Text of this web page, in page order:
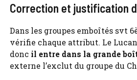
Correction et justification
Dans les groupes emboîtés svt
vérifie chaque attribut. Le
donc il entre dans la grande
externe l’exclut du groupe du